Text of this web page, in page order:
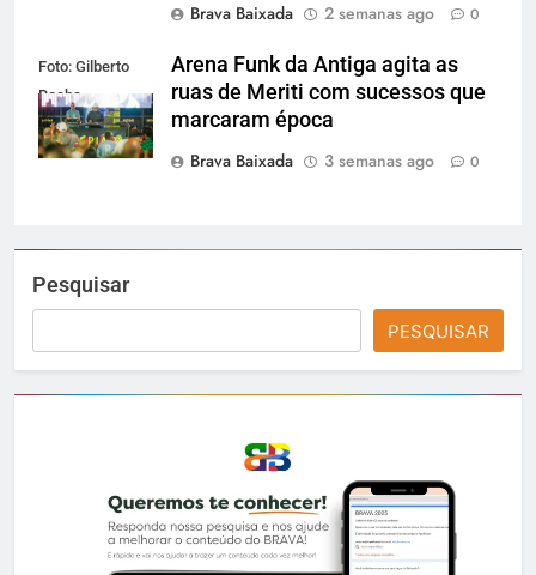
Brava Baixada
2 semanas ago 0
Foto: Gilberto
Rocha
Arena Funk da Antiga agita as
ruas de Meriti com sucessos que
marcaram época
Brava Baixada
3 semanas ago 0
Pesquisar
PESQUISAR